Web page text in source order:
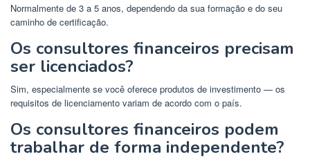
Normalmente de 3 a 5 anos, dependendo da sua formação e do seu
caminho de certificação.
Os consultores financeiros precisam
ser licenciados?
Sim, especialmente se você oferece produtos de investimento — os
requisitos de licenciamento variam de acordo com o país.
Os consultores financeiros podem
trabalhar de forma independente?